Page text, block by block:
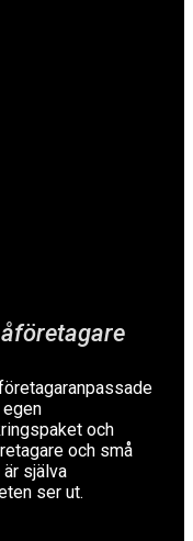
och
och små
själva
ser ut.